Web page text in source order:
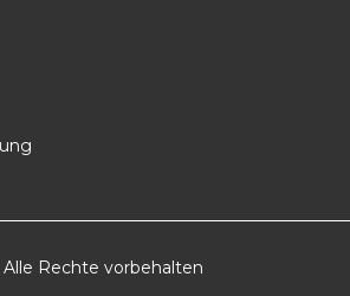
Rechte vorbehalten